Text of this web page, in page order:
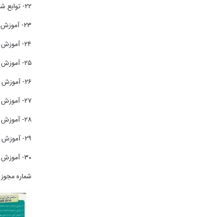
۲۲- توابع شرطی پیشرفته Sumif – Countif – Averangeif
۲۳- آموزش کار با توابع جستجوی حرفه ای Index – Match – Vlookup
۲۴- آموزش درج توضیحات سلول ، دیاگرام و کپی پیشرفته
۲۵- آموزش کار با ماکرو اتوماتیک سازی دستورات به کمک VBA
۲۶- آموزش استفاده از بخش ترکیب توابع Sum تحت عنوان Subtotal
۲۷- آموزش کار با محور های چند بعدی Pivot table
۲۸- آموزش کار با بخش های سربرگ View و تنظیمات کاغذ
۲۹- آموزش استفاده از تکنیک های حرفه ای Solver و goal seek
۳۰- آموزش ذخیره سازی با پسوند های مختلف و PDF و رمزنگاری سلول ها
شماره مجوز :